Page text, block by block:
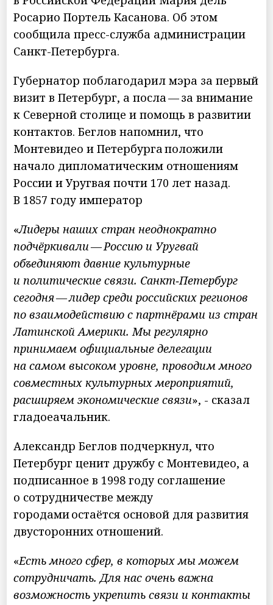
Росарио Портель Касанова. Об этом
сообщила пресс-служба администрации
Санкт-Петербурга.
Губернатор поблагодарил мэра за первый
визит в Петербург, а посла — за внимание
к Северной столице и помощь в развитии
контактов. Беглов напомнил, что
Монтевидео и Петербурга положили
начало дипломатическим отношениям
России и Уругвая почти 170 лет назад.
В 1857 году император
«Лидеры наших стран неоднократно
подчёркивали — Россию и Уругвай
объединяют давние культурные
и политические связи. Санкт‑Петербург
сегодня — лидер среди российских регионов
по взаимодействию с партнёрами из стран
Латинской Америки. Мы регулярно
принимаем официальные делегации
на самом высоком уровне, проводим много
совместных культурных мероприятий,
расширяем экономические связи», - сказал
гладоеачальник.
Александр Беглов подчеркнул, что
Петербург ценит дружбу с Монтевидео, а
подписанное в 1998 году соглашение
о сотрудничестве между
городами остаётся основой для развития
двусторонних отношений.
«Есть много сфер, в которых мы можем
сотрудничать. Для нас очень важна
возможность укрепить связи и контакты